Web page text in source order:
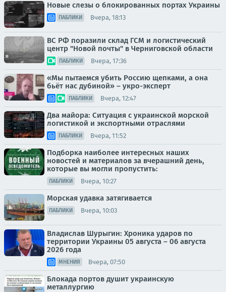
Новые слезы о блокированных портах Украины
ПАБЛИКИ Вчера, 18:13
ВС РФ поразили склад ГСМ и логистический
центр "Новой почты" в Черниговской области
ПАБЛИКИ Вчера, 17:36
«Мы пытаемся убить Россию щепками, а она
бьёт нас дубиной» – укро-эксперт
ПАБЛИКИ Вчера, 12:47
Два майора: Ситуация с украинской морской
логистикой и экспортными отраслями
ПАБЛИКИ Вчера, 11:52
Подборка наиболее интересных наших
новостей и материалов за вчерашний день,
которые вы могли пропустить:
ПАБЛИКИ Вчера, 10:27
Морская удавка затягивается
ПАБЛИКИ Вчера, 10:03
Владислав Шурыгин: Хроника ударов по
территории Украины 05 августа – 06 августа
2026 года
МНЕНИЯ Вчера, 07:50
Блокада портов душит украинскую
металлургию